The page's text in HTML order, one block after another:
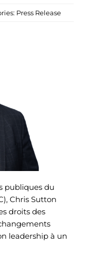
Press Release
publiques du
Chris Sutton
droits des
leadership à un